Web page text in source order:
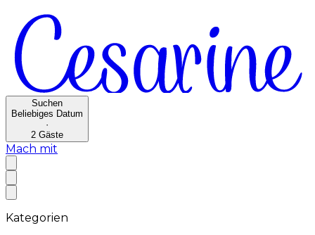
Suchen
Beliebiges Datum
·
2 Gäste
Mach mit
Kategorien